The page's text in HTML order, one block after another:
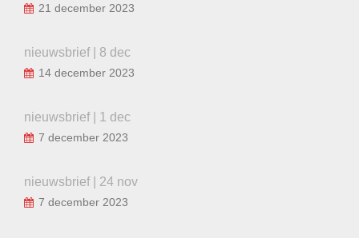
21 december 2023
nieuwsbrief | 8 dec
14 december 2023
nieuwsbrief | 1 dec
7 december 2023
nieuwsbrief | 24 nov
7 december 2023